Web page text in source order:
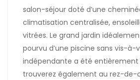
salon-séjour doté d’une
climatisation centralisée,
vitrées. Le grand jardin
pourvu d’une piscine sans vis-à-
indépendante a été entièrement
trouverez également au rez-de-